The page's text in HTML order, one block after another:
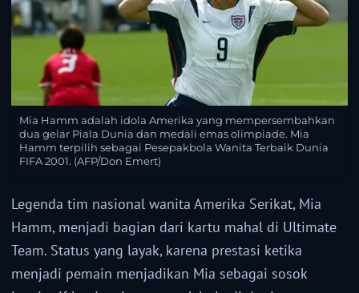
Mia Hamm adalah idola Amerika yang mempersembahkan
dua gelar Piala Dunia dan medali emas olimpiade. Mia
Hamm terpilih sebagai Pesepakbola Wanita Terbaik Dunia
FIFA 2001. (AFP/Don Emert)
Legenda tim nasional wanita Amerika Serikat, Mia
Hamm, menjadi bagian dari kartu mahal di Ultimate
Team. Status yang layak, karena prestasi ketika
menjadi pemain menjadikan Mia sebagai sosok